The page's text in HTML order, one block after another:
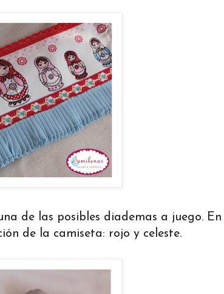
de las posibles diademas a juego. En
de la camiseta: rojo y celeste.